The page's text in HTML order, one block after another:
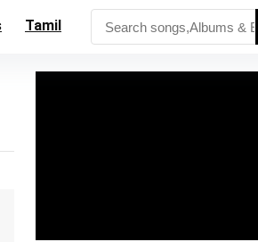
Tamil